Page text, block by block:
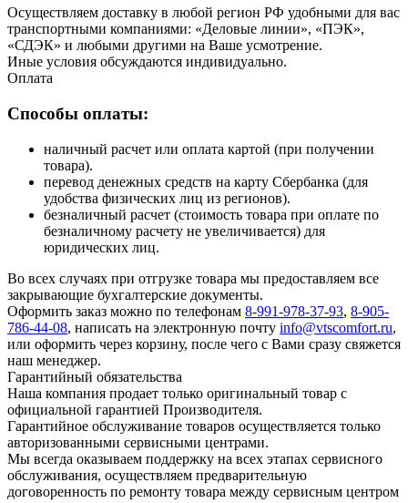
Осуществляем доставку в любой регион РФ удобными для вас
транспортными компаниями: «Деловые линии», «ПЭК»,
«СДЭК» и любыми другими на Ваше усмотрение.
Иные условия обсуждаются индивидуально.
Оплата
Способы оплаты:
наличный расчет или оплата картой (при получении
товара).
перевод денежных средств на карту Сбербанка (для
удобства физических лиц из регионов).
безналичный расчет (стоимость товара при оплате по
безналичному расчету не увеличивается) для
юридических лиц.
Во всех случаях при отгрузке товара мы предоставляем все
закрывающие бухгалтерские документы.
Оформить заказ можно по телефонам 8-991-978-37-93, 8-905-
786-44-08, написать на электронную почту info@vtscomfort.ru,
или оформить через корзину, после чего с Вами сразу свяжется
наш менеджер.
Гарантийный обязательства
Наша компания продает только оригинальный товар с
официальной гарантией Производителя.
Гарантийное обслуживание товаров осуществляется только
авторизованными сервисными центрами.
Мы всегда оказываем поддержку на всех этапах сервисного
обслуживания, осуществляем предварительную
договоренность по ремонту товара между сервисным центром